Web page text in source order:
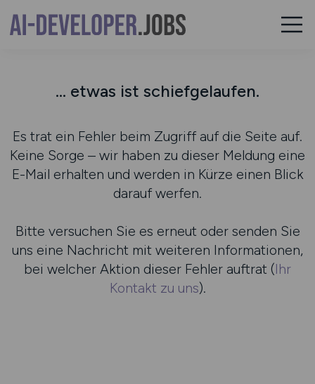
... etwas ist schiefgelaufen.
Es trat ein Fehler beim Zugriff auf die Seite auf.
Keine Sorge – wir haben zu dieser Meldung eine
E-Mail erhalten und werden in Kürze einen Blick
darauf werfen.
Bitte versuchen Sie es erneut oder senden Sie
uns eine Nachricht mit weiteren Informationen,
bei welcher Aktion dieser Fehler auftrat (Ihr
Kontakt zu uns).